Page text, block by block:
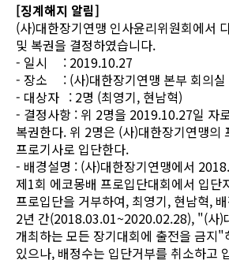
[징계해지 알림]
(사)대한장기연맹 인사윤리위원회에서
및 복권을 결정하였습니다.
- 일시 : 2019.10.27
- 장소 : (사)대한장기연맹 본부 회의실
- 대상자 : 2명 (최영기, 현남혁)
- 결정사항 : 위 2명을 2019.10.27일 자
복권한다. 위 2명은 (사)대한장기연맹의
프로기사로 입단한다.
- 배경설명 : (사)대한장기연맹에서
제1회 에코몽배 프로입단대회에서 입단
프로입단을 거부하여, 최영기, 현남혁,
2년 간(2018.03.01~2020.02.28), "(사)
개최하는 모든 장기대회에 출전을 금지"
있으나, 배정수는 입단거부를 취소하고